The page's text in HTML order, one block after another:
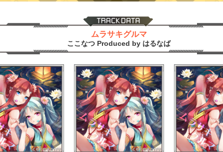
ムラサキグルマ
ここなつ Produced by はるなば